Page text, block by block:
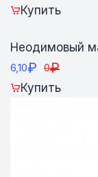
Купить
Неодимовый
6,10₽ 0₽
Купить